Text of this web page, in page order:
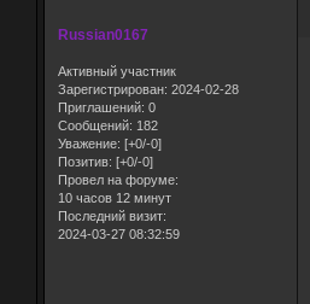
Russian0167
Активный участник
Зарегистрирован: 2024-02-28
Приглашений: 0
Сообщений: 182
Уважение: [+0/-0]
Позитив: [+0/-0]
Провел на форуме:
10 часов 12 минут
Последний визит:
2024-03-27 08:32:59